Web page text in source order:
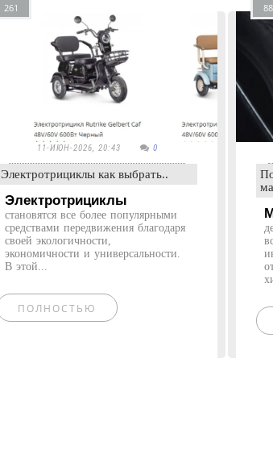
261
11-ИЮН-2026, 20:43 0
Электротрициклы как выбрать..
Электротрициклы
становятся все более популярными
средствами передвижения благодаря
своей экологичности,
экономичности и универсальности.
В этой...
ПОЛНОСТЬЮ